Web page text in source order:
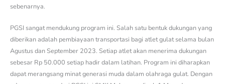
sebenarnya.
PGSI sangat mendukung program ini. Salah satu bentuk dukungan yang
diberikan adalah pembiayaan transportasi bagi atlet gulat selama bulan
Agustus dan September 2023. Setiap atlet akan menerima dukungan
sebesar Rp 50.000 setiap hadir dalam latihan. Program ini diharapkan
dapat merangsang minat generasi muda dalam olahraga gulat. Dengan